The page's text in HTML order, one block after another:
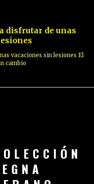
disfrutar de unas
vacaciones sin lesiones El
cambio